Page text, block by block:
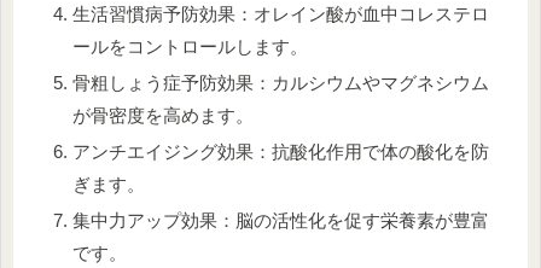
生活習慣病予防効果：オレイン酸が血中コレステロ
ールをコントロールします。
骨粗しょう症予防効果：カルシウムやマグネシウム
が骨密度を高めます。
アンチエイジング効果：抗酸化作用で体の酸化を防
ぎます。
集中力アップ効果：脳の活性化を促す栄養素が豊富
です。